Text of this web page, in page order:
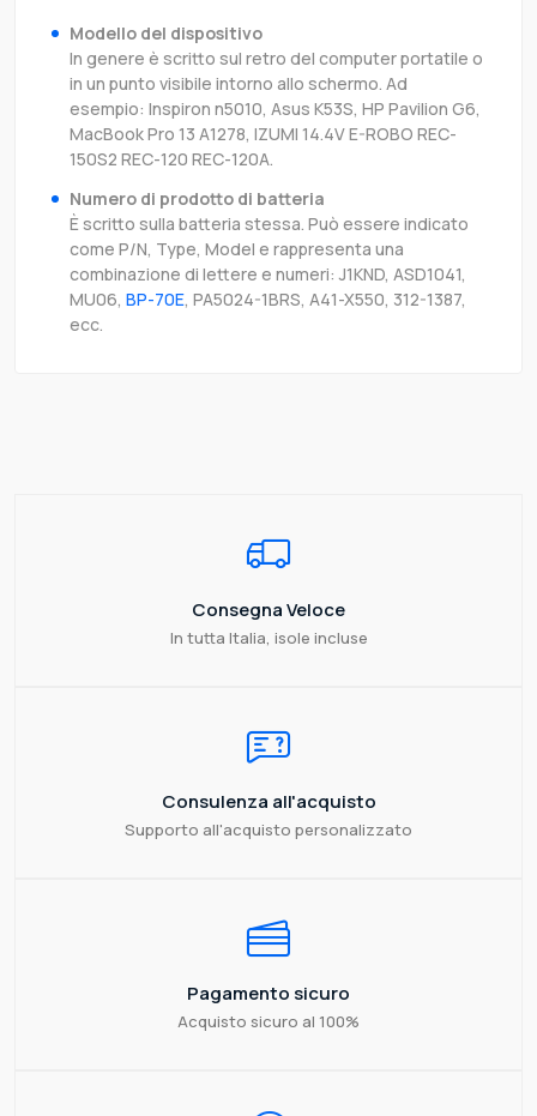
Modello del dispositivo
In genere è scritto sul retro del computer portatile o
in un punto visibile intorno allo schermo. Ad
esempio: Inspiron n5010, Asus K53S, HP Pavilion G6,
MacBook Pro 13 A1278, IZUMI 14.4V E-ROBO REC-
150S2 REC-120 REC-120A.
Numero di prodotto di batteria
È scritto sulla batteria stessa. Può essere indicato
come P/N, Type, Model e rappresenta una
combinazione di lettere e numeri: J1KND, ASD1041,
MU06, BP-70E, PA5024-1BRS, A41-X550, 312-1387,
ecc.
Consegna Veloce
In tutta Italia, isole incluse
Consulenza all'acquisto
Supporto all'acquisto personalizzato
Pagamento sicuro
Acquisto sicuro al 100%